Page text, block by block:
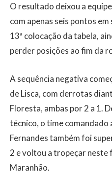
O resultado deixou a
com apenas seis pontos
13ª colocação da tabela,
perder posições ao fim da
A sequência negativa
de Lisca, com derrotas
Floresta, ambas por 2 a 1.
técnico, o time comandado
Fernandes também foi
2 e voltou a tropeçar neste
Maranhão.